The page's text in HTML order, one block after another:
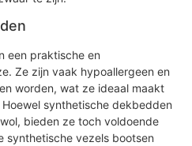
een praktische en
Ze zijn vaak hypoallergeen en
worden, wat ze ideaal maakt
synthetische dekbedden
bieden ze toch voldoende
synthetische vezels bootsen